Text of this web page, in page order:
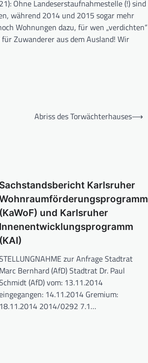
Ohne Landeserstaufnahmestelle (!) sind
während 2014 und 2015 sogar mehr
Wohnungen dazu, für wen „verdichten“
Zuwanderer aus dem Ausland! Wir
Abriss des Torwächterhauses⟶
Sachstandsbericht Karlsruher
(KaWoF) und Karlsruher
Innenentwicklungsprogramm
(KAI)
zur Anfrage Stadtrat
Marc Bernhard (AfD) Stadtrat Dr. Paul
(AfD) vom: 13.11.2014
14.11.2014 Gremium:
18.11.2014 2014/0292 7.1…